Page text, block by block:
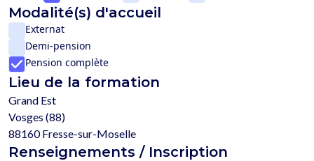
Modalité(s) d'accueil
Externat
Demi-pension
Pension complète
Lieu de la formation
Grand Est
Vosges (88)
88160 Fresse-sur-Moselle
Renseignements / Inscription